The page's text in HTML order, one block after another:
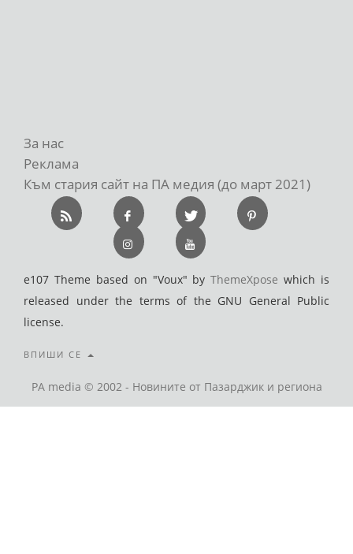
За нас
Реклама
Към стария сайт на ПА медия (до март 2021)
e107 Theme based on "Voux" byThemeXpose which is
released under the terms of the GNU General Public
license.
ВПИШИ СЕ
PA media © 2002 - Новините от Пазарджик и региона